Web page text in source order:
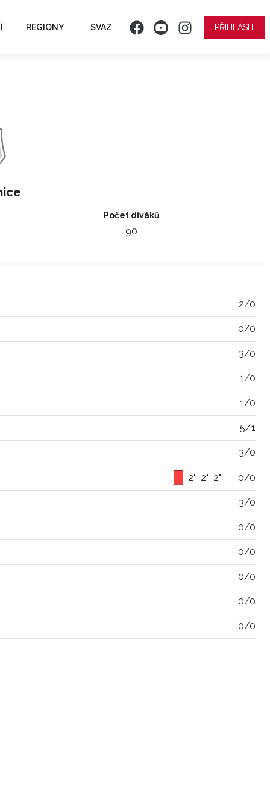
REGIONY SVAZ PŘIHLÁSIT
Počet diváků
90
2/0
0/0
3/0
1/0
1/0
5/1
3/0
2" 2" 2" 0/0
3/0
0/0
0/0
0/0
0/0
0/0